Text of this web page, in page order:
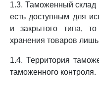
1.3. Таможенный склад
есть доступным для
и закрытого типа,
хранения товаров
1.4. Территория
таможенного контроля.